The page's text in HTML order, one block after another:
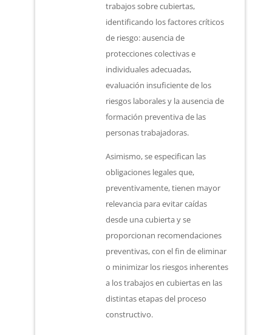
trabajos sobre cubiertas,
identificando los factores críticos
de riesgo: ausencia de
protecciones colectivas e
individuales adecuadas,
evaluación insuficiente de los
riesgos laborales y la ausencia de
formación preventiva de las
personas trabajadoras.
Asimismo, se especifican las
obligaciones legales que,
preventivamente, tienen mayor
relevancia para evitar caídas
desde una cubierta y se
proporcionan recomendaciones
preventivas, con el fin de eliminar
o minimizar los riesgos inherentes
a los trabajos en cubiertas en las
distintas etapas del proceso
constructivo.